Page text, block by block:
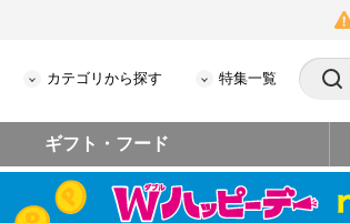
カテゴリから探す 特集一覧
ギフト・フード